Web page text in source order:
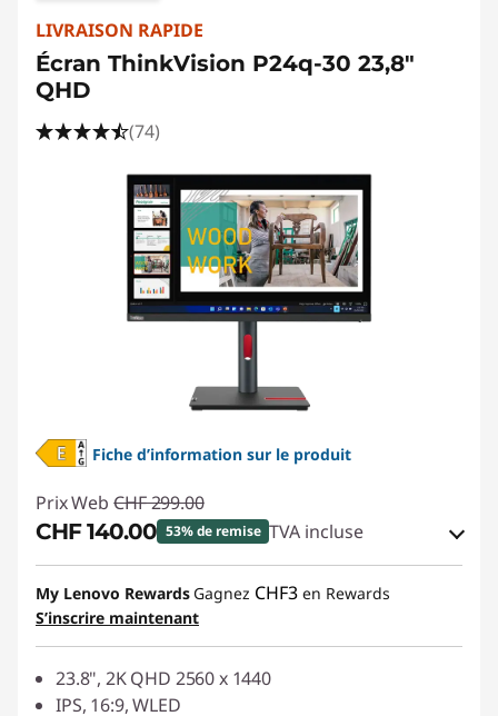
LIVRAISON RAPIDE
Écran ThinkVision P24q-30 23,8"
QHD
(74)
Fiche d’information sur le produit
Prix Web CHF 299.00
CHF 140.00 53% de remise TVA incluse
Bons de réduction en ligne :-CHF 159.00
Code de réduction :
My Lenovo Rewards Gagnez CHF3 en Rewards
S’inscrire maintenant
23.8", 2K QHD 2560 x 1440
IPS, 16:9, WLED